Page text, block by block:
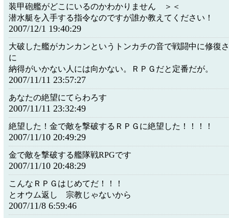
装甲砲艦がどこにいるのかわかりません ＞＜
潜水艇を入手する指令なのですが誰か教えてください！
2007/12/1 19:40:29
大破した艦がカンカンというトンカチの音で戦闘中に修復
に
納得がいかない人には向かない。ＲＰＧだと定番だが。
2007/11/11 23:57:27
あなたの絶望にてらわろす
2007/11/11 23:32:49
絶望した！金で敵を撃破するＲＰＧに絶望した！！！！
2007/11/10 20:49:29
金で敵を撃破する艦隊戦RPGです
2007/11/10 20:48:29
こんなＲＰＧはじめてだ！！！
とオウム返し 宗教じゃないから
2007/11/8 6:59:46